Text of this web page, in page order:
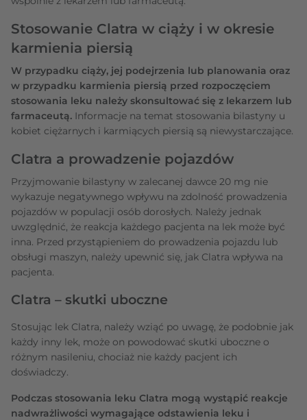
Stosowanie Clatra w ciąży i w okresie
karmienia piersią
W przypadku ciąży, jej podejrzenia lub planowania oraz
w przypadku karmienia piersią przed rozpoczęciem
stosowania leku należy skonsultować się z lekarzem lub
farmaceutą. Informacje na temat stosowania bilastyny u
kobiet ciężarnych i karmiących piersią są niewystarczające.
Clatra a prowadzenie pojazdów
Przyjmowanie bilastyny w zalecanej dawce 20 mg nie
wykazuje negatywnego wpływu na zdolność prowadzenia
pojazdów w populacji osób dorosłych. Należy jednak
uwzględnić, że reakcja każdego pacjenta na lek może być
inna. Przed przystąpieniem do prowadzenia pojazdu lub
obsługi maszyn, należy upewnić się, jak Clatra wpływa na
pacjenta.
Clatra – skutki uboczne
Stosując lek Clatra, należy wziąć po uwagę, że podobnie jak
każdy inny lek, może on powodować skutki uboczne o
różnym nasileniu, chociaż nie każdy pacjent ich
doświadczy.
Podczas stosowania leku Clatra mogą wystąpić reakcje
nadwrażliwości wymagające odstawienia leku i